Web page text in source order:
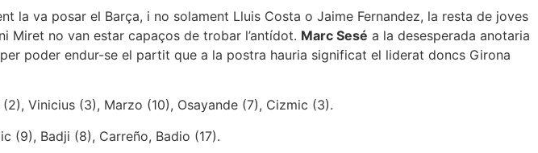
la va posar el Barça, i no solament Lluis Costa o Jaime Fernandez, la resta de joves
Miret no van estar capaços de trobar l’antídot. Marc Sesé a la desesperada anotaria
poder endur-se el partit que a la postra hauria significat el liderat doncs Girona
Vinicius (3), Marzo (10), Osayande (7), Cizmic (3).
(9), Badji (8), Carreño, Badio (17).